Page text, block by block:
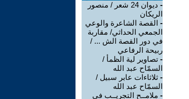
-
ديوان 24 شعر / منصور
الريكان
- القصة الشاعرة والوعي
الجمعي الحداثي/ مقاربة
في دور القصة الش ... /
ربيحة الرفاعي
- تصاوير لية الظمأ /
السمّاح عبد الله
- ثلاثاءات عابر سبيل /
السمّاح عبد الله
- ملامــح التجريــب في